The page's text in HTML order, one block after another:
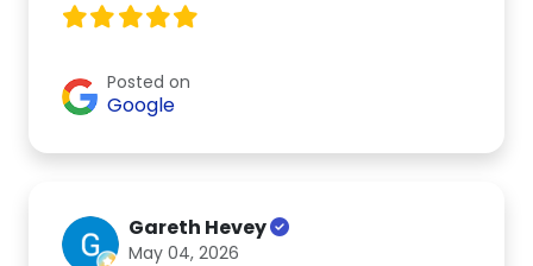
Posted on
Google
Gareth Hevey
May 04, 2026